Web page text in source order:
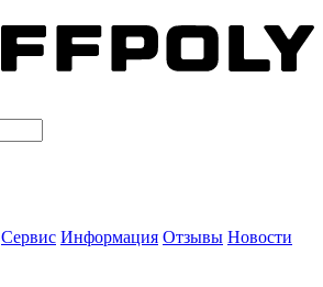
Сервис Информация Отзывы Новости